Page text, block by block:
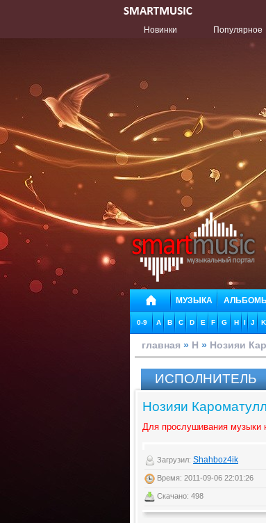
Новинки
Популярное
МУЗЫКА АЛЬБОМЫ
0-9 A B C D E F G H I J K
главная » Н » Нозияи
ИСПОЛНИТЕЛЬ
Нозияи
Для прослушивания музыки
Загрузил: Shahboz4ik
Время: 2011-09-06 22:01:26
Скачано: 498